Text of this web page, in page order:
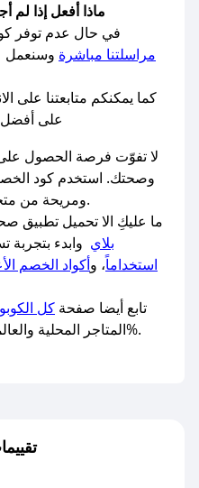
ماذا أفعل إذا
في حال عدم توفر
مراسلتنا مباشرة وسنعمل
كما يمكنكم متابعتنا على
على أفضل
لا تفوّت فرصة الحصول
وصحتك. استخدم كود
ومريحة من متجر قطاف الطبيعة عبر صحصح.
ما عليكِ الا تحميل تطبيق
بلاي وابدء
استخداماً، وأكواد الخصم
تابع أيضا صفحة كل
المتاجر المحليةفعالة 100%.